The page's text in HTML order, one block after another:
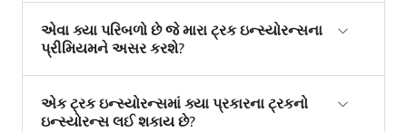
એવા ક્યા પરિબળો છે જે મારા ટ્રક ઇન્સ્યોરન્સના
પ્રીમિયમને અસર કરશે?
એક ટ્રક ઇન્સ્યોરન્સમાં ક્યા પ્રકારના ટ્રકનો
ઇન્સ્યોરન્સ લઈ શકાય છે?